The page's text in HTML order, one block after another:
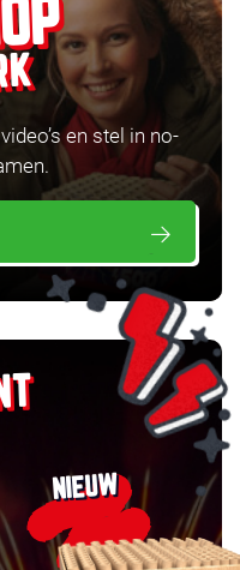
en stel in no-
NIEUW